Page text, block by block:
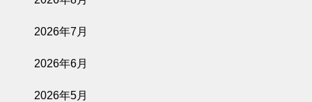
2026年7月
2026年6月
2026年5月